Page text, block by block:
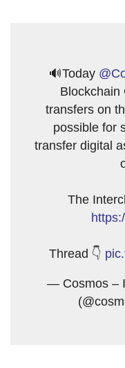
🔊Today
Blockchain
transfers on
possible for
transfer digital
The
Thread 👇
— Cosmos –